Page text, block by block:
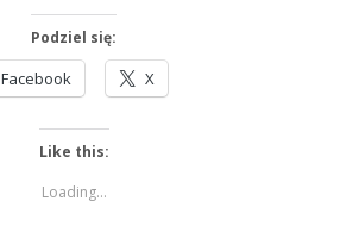
Podziel się:
Facebook X
Like this:
Loading...